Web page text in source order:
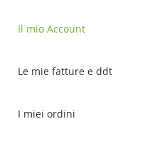
Il mio Account
Le mie fatture e ddt
I miei ordini